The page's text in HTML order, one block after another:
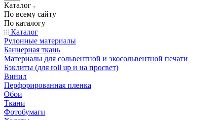
Каталог
По всему сайту
По каталогу
Каталог
Рулонные материалы
Баннерная ткань
Материалы для сольвентной и экосольвентной печати
Бэклиты (для roll up и на просвет)
Винил
Перфорированная пленка
Обои
Ткани
Фотобумаги